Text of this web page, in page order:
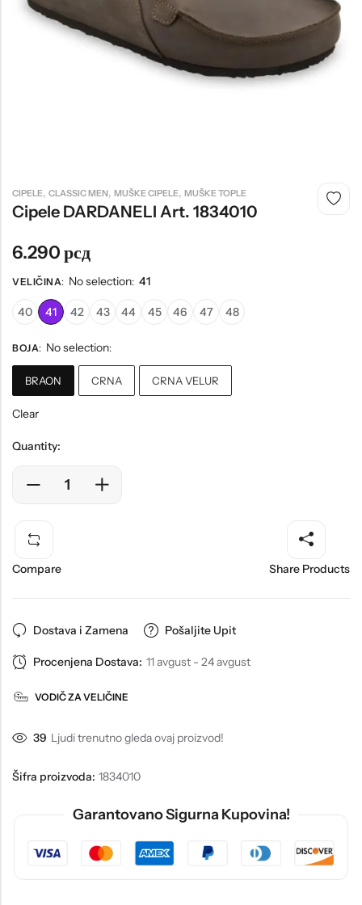
CIPELE, CLASSIC MEN, MUŠKE CIPELE, MUŠKE TOPLE
Cipele DARDANELI Art. 1834010
6.290рсд
VELIČINA: No selection: 41
40 41 42 43 44 45 46 47 48
BOJA: No selection:
BRAON CRNA CRNA VELUR
Clear
Quantity:
Compare Share Products
Dostava i Zamena Pošaljite Upit
Procenjena Dostava: 11 avgust - 24 avgust
VODIČ ZA VELIČINE
39 Ljudi trenutno gleda ovaj proizvod!
Šifra proizvoda: 1834010
Garantovano Sigurna Kupovina!
Borosana
4.490рсд
BESTSELLER